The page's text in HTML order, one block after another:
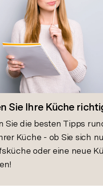
Sie Ihre Küche
Sie die besten Tipps
Küche - ob Sie sich
oder eine neue